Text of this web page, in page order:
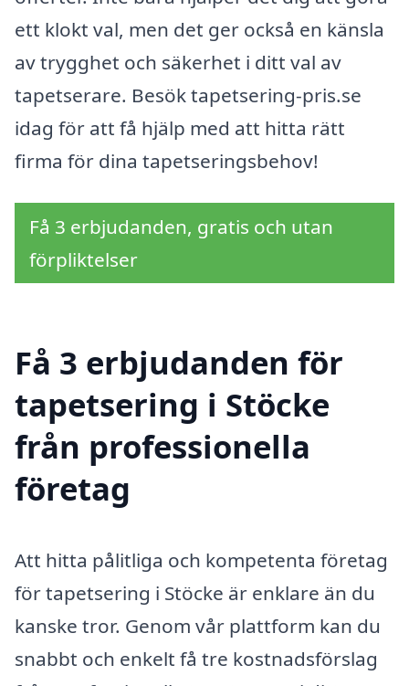
ett klokt val, men det ger också en känsla
av trygghet och säkerhet i ditt val av
tapetserare. Besök tapetsering-pris.se
idag för att få hjälp med att hitta rätt
firma för dina tapetseringsbehov!
Få 3 erbjudanden, gratis och utan
förpliktelser
Få 3 erbjudanden för
tapetsering i Stöcke
från professionella
företag
Att hitta pålitliga och kompetenta företag
för tapetsering i Stöcke är enklare än du
kanske tror. Genom vår plattform kan du
snabbt och enkelt få tre kostnadsförslag